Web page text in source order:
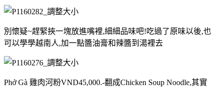
別懷疑~趕緊挾一塊放進嘴裡,細細品味吧!吃過了原味以後,也
可以學學越南人,加一點醬油膏和辣醬到湯裡去
Phở Gà 雞肉河粉VND45,000.-翻成Chicken Soup Noodle,其實